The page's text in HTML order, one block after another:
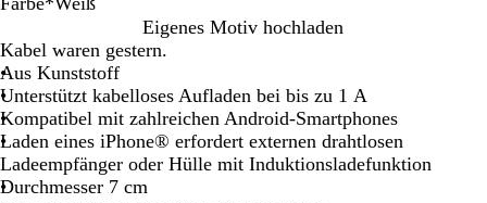
e
i
ß
/
S
c
h
e
i
ß
/
K
ö
n
e
i
ß
Eigenes Motiv hochladen
Kabel waren gestern.
Aus Kunststoff
Unterstützt kabelloses Aufladen bei bis zu 1 A
Kompatibel mit zahlreichen Android-Smartphones
Laden eines iPhone® erfordert externen drahtlosen
Ladeempfänger oder Hülle mit Induktionsladefunktion
Durchmesser 7 cm